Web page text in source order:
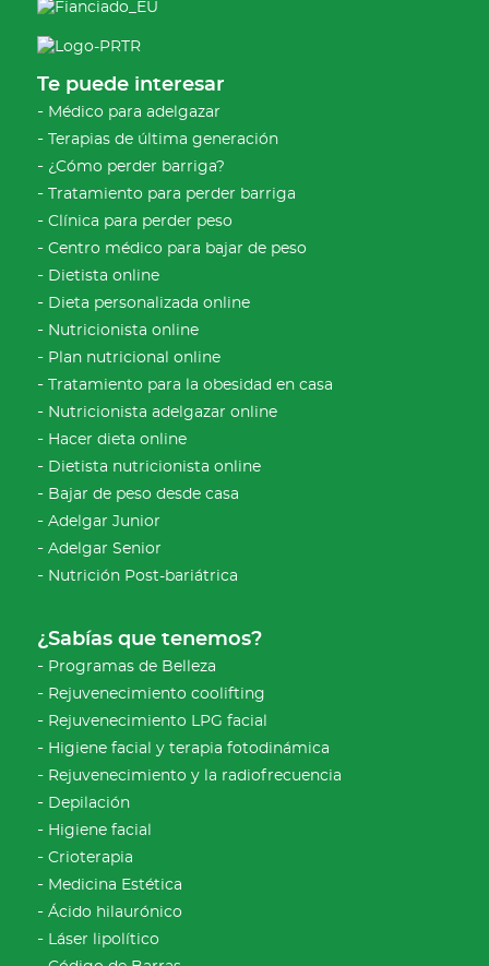
Te puede interesar
Médico para adelgazar
Terapias de última generación
¿Cómo perder barriga?
Tratamiento para perder barriga
Clínica para perder peso
Centro médico para bajar de peso
Dietista online
Dieta personalizada online
Nutricionista online
Plan nutricional online
Tratamiento para la obesidad en casa
Nutricionista adelgazar online
Hacer dieta online
Dietista nutricionista online
Bajar de peso desde casa
Adelgar Junior
Adelgar Senior
Nutrición Post-bariátrica
¿Sabías que tenemos?
Programas de Belleza
Rejuvenecimiento coolifting
Rejuvenecimiento LPG facial
Higiene facial y terapia fotodinámica
Rejuvenecimiento y la radiofrecuencia
Depilación
Higiene facial
Crioterapia
Medicina Estética
Ácido hilaurónico
Láser lipolítico